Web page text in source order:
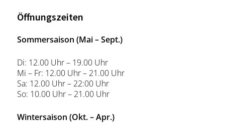
Öffnungszeiten
Sommersaison (Mai – Sept.)
Di: 12.00 Uhr – 19.00 Uhr
Mi – Fr: 12.00 Uhr – 21.00 Uhr
Sa: 12.00 Uhr – 22:00 Uhr
So: 10.00 Uhr – 21.00 Uhr
Wintersaison (Okt. – Apr.)